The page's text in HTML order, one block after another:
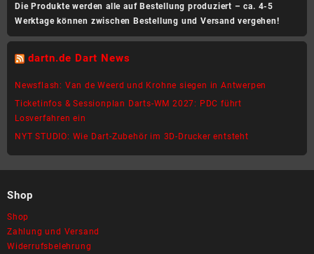
Die Produkte werden alle auf Bestellung produziert – ca. 4-5
Werktage können zwischen Bestellung und Versand vergehen!
dartn.de Dart News
Newsflash: Van de Weerd und Krohne siegen in Antwerpen
Ticketinfos & Sessionplan Darts-WM 2027: PDC führt
Losverfahren ein
NYT STUDIO: Wie Dart-Zubehör im 3D-Drucker entsteht
Shop
Shop
Zahlung und Versand
Widerrufsbelehrung